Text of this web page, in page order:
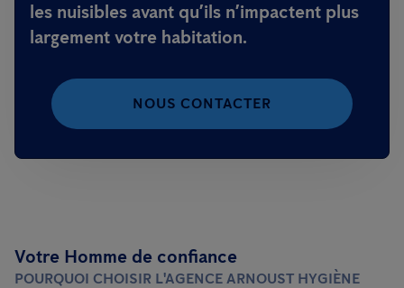
les nuisibles avant qu’ils n’impactent plus
largement votre habitation.
NOUS CONTACTER
Votre Homme de confiance
POURQUOI CHOISIR L'AGENCE ARNOUST HYGIÈNE